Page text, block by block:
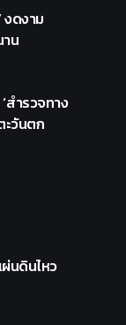
งดงาม
น
สำรวจทาง
ะวันตก
นดินไหว